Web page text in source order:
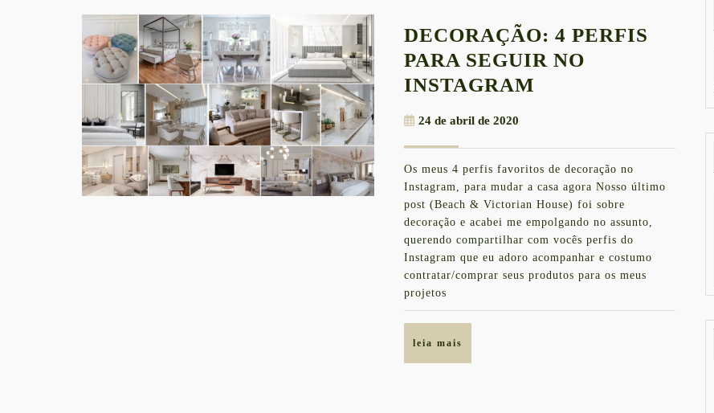
DECORAÇÃO: 4 PERFIS
PARA SEGUIR NO
INSTAGRAM
PARA
SEGUIR
NO
INSTAGRAM
24 de abril de 2020
de
2020
Os meus 4 perfis favoritos de decoração no
Instagram, para mudar a casa agora Nosso último
post (Beach & Victorian House) foi sobre
decoração e acabei me empolgando no assunto,
querendo compartilhar com vocês perfis do
Instagram que eu adoro acompanhar e costumo
contratar/comprar seus produtos para os meus
projetos
leia mais